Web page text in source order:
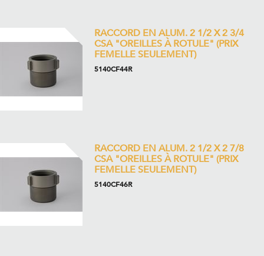
RACCORD EN ALUM. 2 1/2 X 2 3/4
CSA "OREILLES À ROTULE" (PRIX
FEMELLE SEULEMENT)
5140CF44R
RACCORD EN ALUM. 2 1/2 X 2 7/8
CSA "OREILLES À ROTULE" (PRIX
FEMELLE SEULEMENT)
5140CF46R